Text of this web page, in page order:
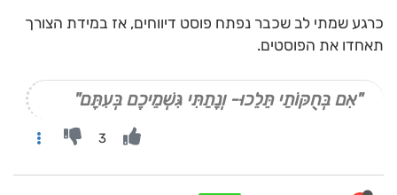
כרגע שמתי לב שכבר נפתח פוסט דיווחים, אז במידת הצורך
תאחדו את הפוסטים.
"אִם בְּחֻקּוֹתַי תֵּלֵכוּ- וְנָתַתִּי גִּשְׁמֵיכֶם בְּעִתָּם"
3